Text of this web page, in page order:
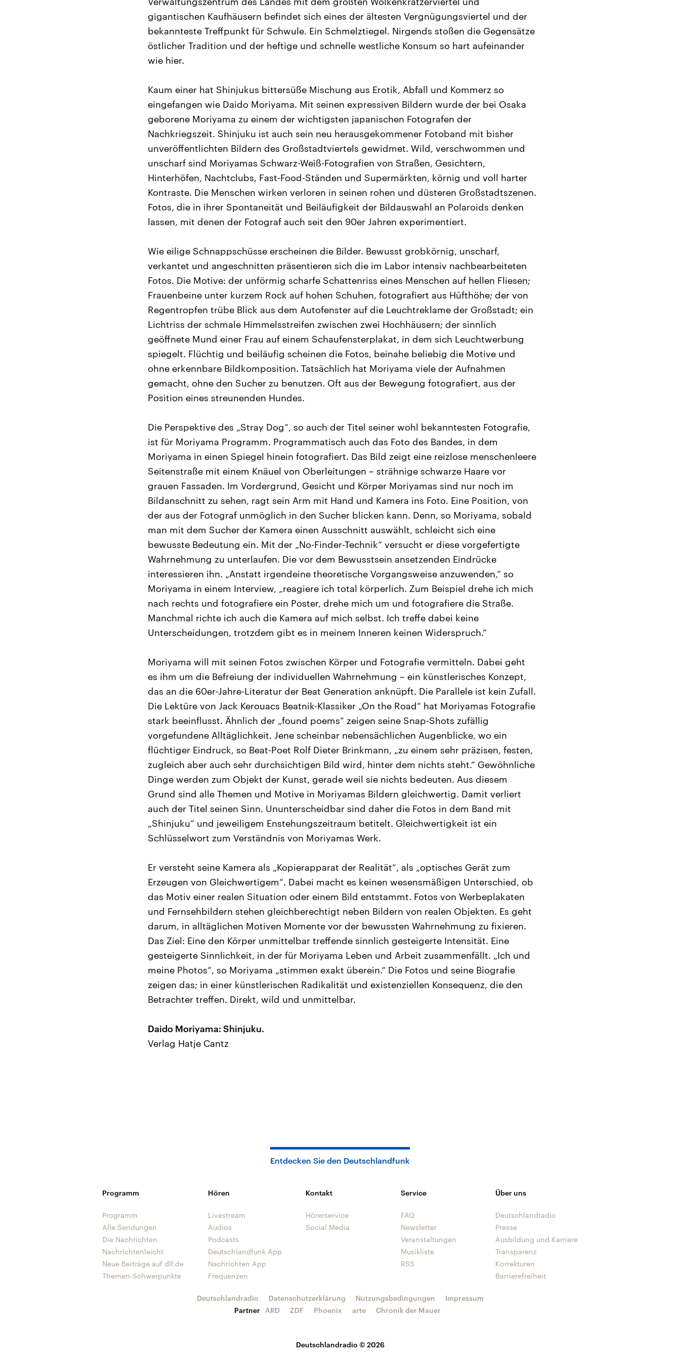
gigantischen Kaufhäusern befindet sich eines der ältesten Vergnügungsviertel und der
bekannteste Treffpunkt für Schwule. Ein Schmelztiegel. Nirgends stoßen die Gegensätze
östlicher Tradition und der heftige und schnelle westliche Konsum so hart aufeinander
wie hier.
Kaum einer hat Shinjukus bittersüße Mischung aus Erotik, Abfall und Kommerz so
eingefangen wie Daido Moriyama. Mit seinen expressiven Bildern wurde der bei Osaka
geborene Moriyama zu einem der wichtigsten japanischen Fotografen der
Nachkriegszeit. Shinjuku ist auch sein neu herausgekommener Fotoband mit bisher
unveröffentlichten Bildern des Großstadtviertels gewidmet. Wild, verschwommen und
unscharf sind Moriyamas Schwarz-Weiß-Fotografien von Straßen, Gesichtern,
Hinterhöfen, Nachtclubs, Fast-Food-Ständen und Supermärkten, körnig und voll harter
Kontraste. Die Menschen wirken verloren in seinen rohen und düsteren Großstadtszenen.
Fotos, die in ihrer Spontaneität und Beiläufigkeit der Bildauswahl an Polaroids denken
lassen, mit denen der Fotograf auch seit den 90er Jahren experimentiert.
Wie eilige Schnappschüsse erscheinen die Bilder. Bewusst grobkörnig, unscharf,
verkantet und angeschnitten präsentieren sich die im Labor intensiv nachbearbeiteten
Fotos. Die Motive: der unförmig scharfe Schattenriss eines Menschen auf hellen Fliesen;
Frauenbeine unter kurzem Rock auf hohen Schuhen, fotografiert aus Hüfthöhe; der von
Regentropfen trübe Blick aus dem Autofenster auf die Leuchtreklame der Großstadt; ein
Lichtriss der schmale Himmelsstreifen zwischen zwei Hochhäusern; der sinnlich
geöffnete Mund einer Frau auf einem Schaufensterplakat, in dem sich Leuchtwerbung
spiegelt. Flüchtig und beiläufig scheinen die Fotos, beinahe beliebig die Motive und
ohne erkennbare Bildkomposition. Tatsächlich hat Moriyama viele der Aufnahmen
gemacht, ohne den Sucher zu benutzen. Oft aus der Bewegung fotografiert, aus der
Position eines streunenden Hundes.
Die Perspektive des „Stray Dog“, so auch der Titel seiner wohl bekanntesten Fotografie,
ist für Moriyama Programm. Programmatisch auch das Foto des Bandes, in dem
Moriyama in einen Spiegel hinein fotografiert. Das Bild zeigt eine reizlose menschenleere
Seitenstraße mit einem Knäuel von Oberleitungen – strähnige schwarze Haare vor
grauen Fassaden. Im Vordergrund, Gesicht und Körper Moriyamas sind nur noch im
Bildanschnitt zu sehen, ragt sein Arm mit Hand und Kamera ins Foto. Eine Position, von
der aus der Fotograf unmöglich in den Sucher blicken kann. Denn, so Moriyama, sobald
man mit dem Sucher der Kamera einen Ausschnitt auswählt, schleicht sich eine
bewusste Bedeutung ein. Mit der „No-Finder-Technik“ versucht er diese vorgefertigte
Wahrnehmung zu unterlaufen. Die vor dem Bewusstsein ansetzenden Eindrücke
interessieren ihn. „Anstatt irgendeine theoretische Vorgangsweise anzuwenden,“ so
Moriyama in einem Interview, „reagiere ich total körperlich. Zum Beispiel drehe ich mich
nach rechts und fotografiere ein Poster, drehe mich um und fotografiere die Straße.
Manchmal richte ich auch die Kamera auf mich selbst. Ich treffe dabei keine
Unterscheidungen, trotzdem gibt es in meinem Inneren keinen Widerspruch.“
Moriyama will mit seinen Fotos zwischen Körper und Fotografie vermitteln. Dabei geht
es ihm um die Befreiung der individuellen Wahrnehmung – ein künstlerisches Konzept,
das an die 60er-Jahre-Literatur der Beat Generation anknüpft. Die Parallele ist kein Zufall.
Die Lektüre von Jack Kerouacs Beatnik-Klassiker „On the Road“ hat Moriyamas Fotografie
stark beeinflusst. Ähnlich der „found poems“ zeigen seine Snap-Shots zufällig
vorgefundene Alltäglichkeit. Jene scheinbar nebensächlichen Augenblicke, wo ein
flüchtiger Eindruck, so Beat-Poet Rolf Dieter Brinkmann, „zu einem sehr präzisen, festen,
zugleich aber auch sehr durchsichtigen Bild wird, hinter dem nichts steht.“ Gewöhnliche
Dinge werden zum Objekt der Kunst, gerade weil sie nichts bedeuten. Aus diesem
Grund sind alle Themen und Motive in Moriyamas Bildern gleichwertig. Damit verliert
auch der Titel seinen Sinn. Ununterscheidbar sind daher die Fotos in dem Band mit
„Shinjuku“ und jeweiligem Enstehungszeitraum betitelt. Gleichwertigkeit ist ein
Schlüsselwort zum Verständnis von Moriyamas Werk.
Er versteht seine Kamera als „Kopierapparat der Realität“, als „optisches Gerät zum
Erzeugen von Gleichwertigem“. Dabei macht es keinen wesensmäßigen Unterschied, ob
das Motiv einer realen Situation oder einem Bild entstammt. Fotos von Werbeplakaten
und Fernsehbildern stehen gleichberechtigt neben Bildern von realen Objekten. Es geht
darum, in alltäglichen Motiven Momente vor der bewussten Wahrnehmung zu fixieren.
Das Ziel: Eine den Körper unmittelbar treffende sinnlich gesteigerte Intensität. Eine
gesteigerte Sinnlichkeit, in der für Moriyama Leben und Arbeit zusammenfällt. „Ich und
meine Photos“, so Moriyama „stimmen exakt überein.“ Die Fotos und seine Biografie
zeigen das; in einer künstlerischen Radikalität und existenziellen Konsequenz, die den
Betrachter treffen. Direkt, wild und unmittelbar.
Daido Moriyama: Shinjuku.
Verlag Hatje Cantz
Entdecken Sie den Deutschlandfunk
Programm
Programm
Alle Sendungen
Die Nachrichten
Nachrichtenleicht
Neue Beiträge auf dlf.de
Themen-Schwerpunkte
Hören
Livestream
Audios
Podcasts
Deutschlandfunk App
Nachrichten App
Frequenzen
Kontakt
Hörerservice
Social Media
Service
FAQ
Newsletter
Veranstaltungen
Musikliste
RSS
Über uns
Deutschlandradio
Presse
Ausbildung und Karriere
Transparenz
Korrekturen
Barrierefreiheit
Deutschlandradio © 2026
Deutschlandradio Datenschutzerklärung Nutzungsbedingungen
Impressum
Partner
ARD ZDF Phoenix arte Chronik der Mauer